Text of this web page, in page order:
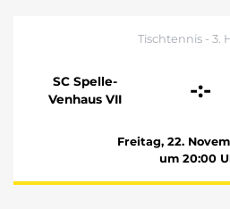
Tischtennis - 3.
SC Spelle-
Venhaus VII
-:-
Freitag, 22.
um 20:00